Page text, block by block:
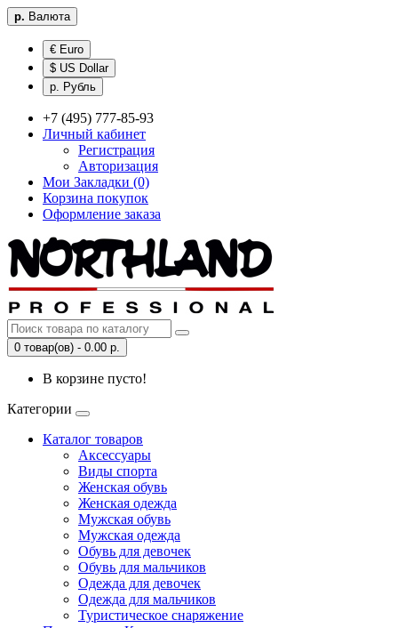
р. Валюта
€ Euro
$ US Dollar
р. Рубль
+7 (495) 777-85-93
Личный кабинет
Регистрация
Авторизация
Мои Закладки (0)
Корзина покупок
Оформление заказа
0 товар(ов) - 0.00 р.
В корзине пусто!
Категории
Каталог товаров
Аксессуары
Виды спорта
Женская обувь
Женская одежда
Мужская обувь
Мужская одежда
Обувь для девочек
Обувь для мальчиков
Одежда для девочек
Одежда для мальчиков
Туристическое снаряжение